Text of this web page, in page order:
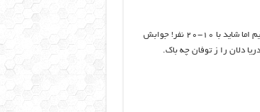
حرفهای جدی مان که تمام می شود، دوباره می رود سر قولی که برای ناهار داده ام. می گوید می آیم اما شاید با ۱۰-۲۰ نفر! جوابش
دلان را ز توفان چه باک.